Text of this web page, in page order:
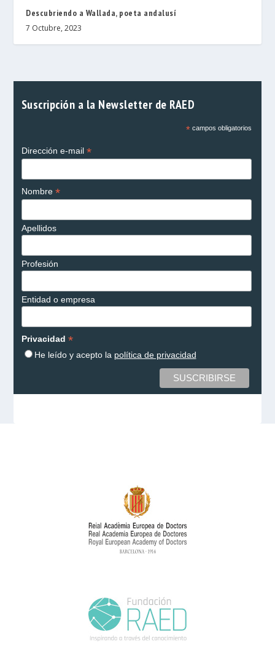
Descubriendo a Wallada, poeta andalusí
7 Octubre, 2023
Suscripción a la Newsletter de RAED
*campos obligatorios
Dirección e-mail *
Nombre *
Apellidos
Profesión
Entidad o empresa
Privacidad *
He leído y acepto la política de privacidad